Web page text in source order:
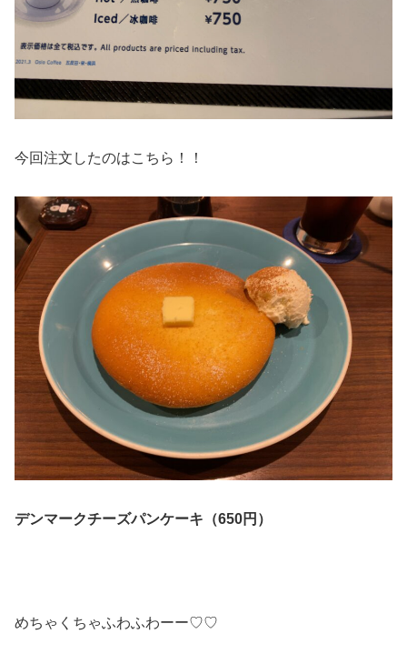
今回注文したのはこちら！！
デンマークチーズパンケーキ（650円）
めちゃくちゃふわふわーー♡♡